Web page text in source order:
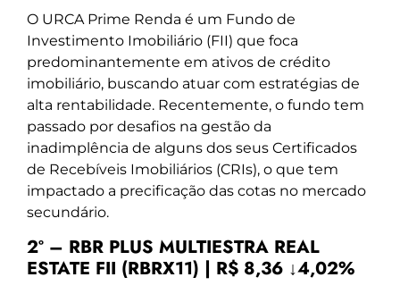
O URCA Prime Renda é um Fundo de
Investimento Imobiliário (FII) que foca
predominantemente em ativos de crédito
imobiliário, buscando atuar com estratégias de
alta rentabilidade. Recentemente, o fundo tem
passado por desafios na gestão da
inadimplência de alguns dos seus Certificados
de Recebíveis Imobiliários (CRIs), o que tem
impactado a precificação das cotas no mercado
secundário.
2º – RBR PLUS MULTIESTRA REAL
ESTATE FII (RBRX11) | R$ 8,36 ↓4,02%